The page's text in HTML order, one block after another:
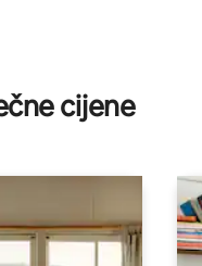
8
cijene